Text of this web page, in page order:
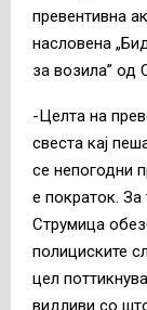
превентивна
насловена
за возила” од
-Целта на
свеста кај
се непогодни
е пократок. За
Струмица
полициските
цел
видливи со